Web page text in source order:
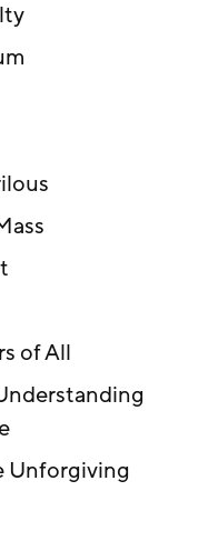
of All
Unforgiving